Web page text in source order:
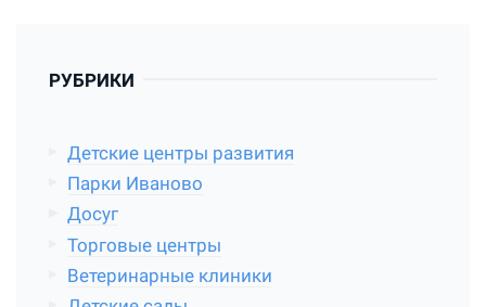
РУБРИКИ
Детские центры развития
Парки Иваново
Досуг
Торговые центры
Ветеринарные клиники